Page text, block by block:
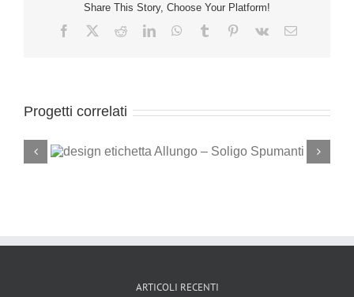
Share This Story, Choose Your Platform!
Facebook RedditLinkedInWhatsApp
Tumblr Pinterest
Vk Email
Progetti correlati
ARTICOLI RECENTI